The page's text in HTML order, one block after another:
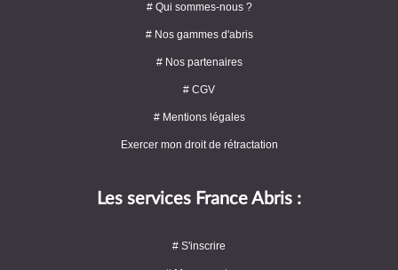
# Qui sommes-nous ?
# Nos gammes d'abris
# Nos partenaires
# CGV
# Mentions légales
Exercer mon droit de rétractation
Les services France Abris :
# S'inscrire